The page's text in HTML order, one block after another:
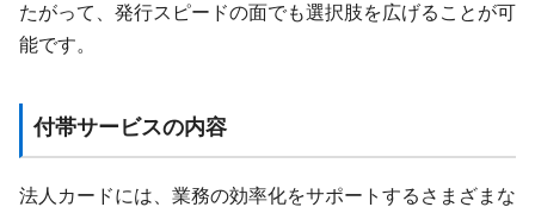
たがって、発行スピードの面でも選択肢を広げることが可
能です。
付帯サービスの内容
法人カードには、業務の効率化をサポートするさまざまな